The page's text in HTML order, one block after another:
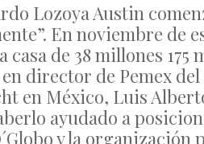
Lozoya Austin
En noviembre de
casa de 38 millones
director de Pemex
en México, Luis
ayudado a
y la